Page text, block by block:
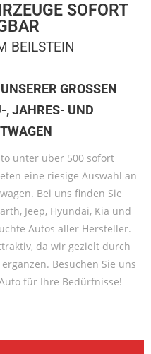
SOFORT
BEILSTEIN
GROSSEN A
UND G
unter über 500 sofort
eine riesige Auswahl an
Bei uns finden Sie
Jeep, Hyundai, Kia und
Autos aller Hersteller.
da wir gezielt durch
Besuchen Sie uns
für Ihre Bedürfnisse!